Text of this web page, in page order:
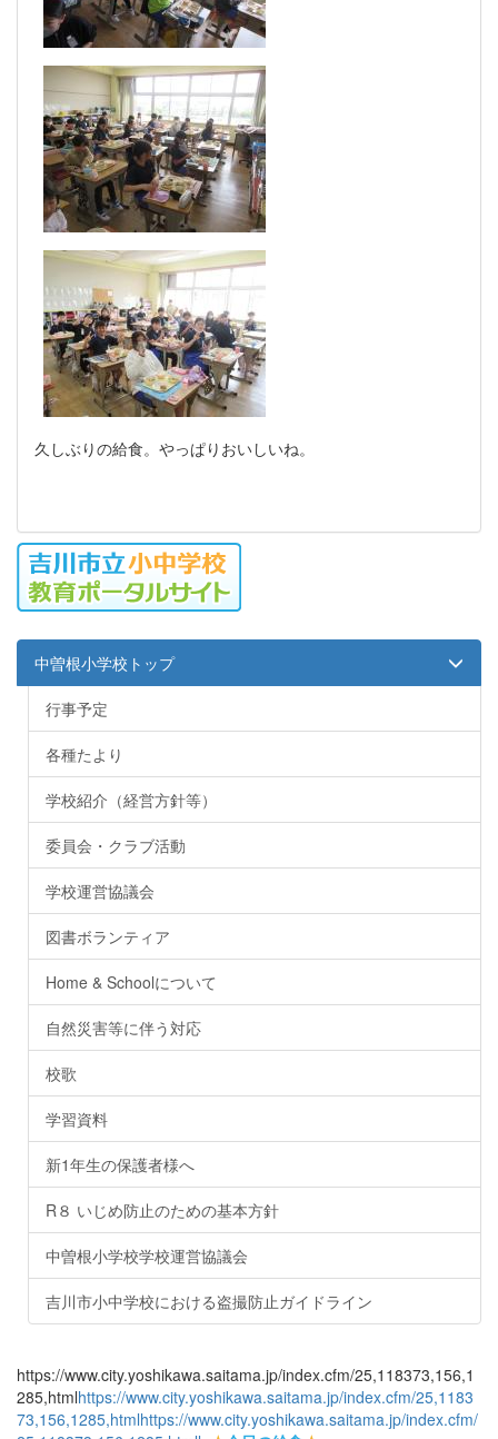
久しぶりの給食。やっぱりおいしいね。
中曽根小学校トップ
行事予定
各種たより
学校紹介（経営方針等）
委員会・クラブ活動
学校運営協議会
図書ボランティア
Home & Schoolについて
自然災害等に伴う対応
校歌
学習資料
新1年生の保護者様へ
R８ いじめ防止のための基本方針
中曽根小学校学校運営協議会
吉川市小中学校における盗撮防止ガイドライン
https://www.city.yoshikawa.saitama.jp/index.cfm/25,118373,156,1
285,htmlhttps://www.city.yoshikawa.saitama.jp/index.cfm/25,1183
73,156,1285,htmlhttps://www.city.yoshikawa.saitama.jp/index.cfm/